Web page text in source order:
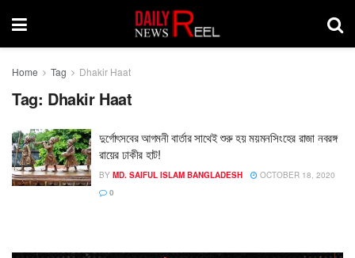
Home Tag Dhakir Haat
Tag: Dhakir Haat
দুর্গোৎসবের আগমনী বার্তার সাথেই শুরু হয় ময়মনসিংহের রাজা নবরঙ্গ
রায়ের ঢাকীর হাট!
BY MD. SAIFUL ISLAM BANGLADESH
OCTOBER 18, 2020
0